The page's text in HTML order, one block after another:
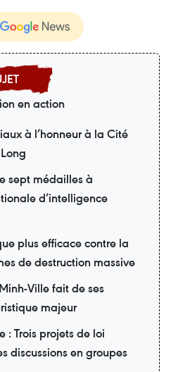
en action
à l’honneur à la Cité
sept médailles à
d’intelligence
plus efficace contre la
de destruction massive
Ville fait de ses
majeur
: Trois projets de loi
discussions en groupes